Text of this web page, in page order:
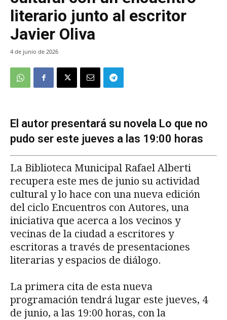
literario junto al escritor
Javier Oliva
4 de junio de 2026
El autor presentará su novela Lo que no
pudo ser este jueves a las 19:00 horas
La Biblioteca Municipal Rafael Alberti
recupera este mes de junio su actividad
cultural y lo hace con una nueva edición
del ciclo Encuentros con Autores, una
iniciativa que acerca a los vecinos y
vecinas de la ciudad a escritores y
escritoras a través de presentaciones
literarias y espacios de diálogo.
La primera cita de esta nueva
programación tendrá lugar este jueves, 4
de junio, a las 19:00 horas, con la